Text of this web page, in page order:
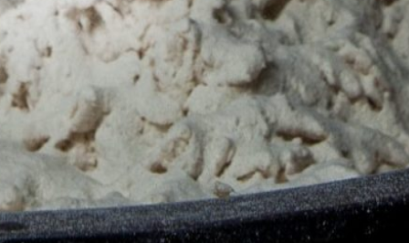
AFSEs
Espazo de información para titulares de AFSEs, con
detalle sobre as súas características e modelo de
participación financeira.